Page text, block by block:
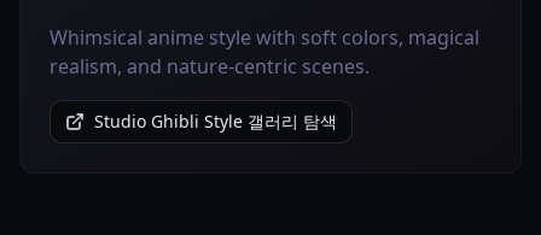
Whimsical anime style with soft colors, magical
realism, and nature-centric scenes.
Studio Ghibli Style 갤러리 탐색